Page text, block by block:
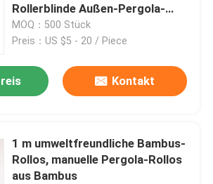
Rollerblinde Außen-Pergola-
Rollerblinde
MOQ：500 Stück
Preis：US $5 - 20 / Piece
Kontakt
1 m umweltfreundliche Bambus-
Rollos, manuelle Pergola-Rollos
aus Bambus